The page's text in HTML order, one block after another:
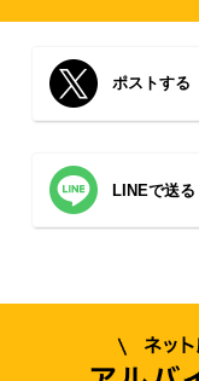
ポストする
LINEで送る